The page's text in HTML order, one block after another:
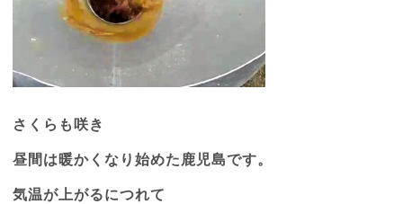
さくらも咲き
昼間は暖かくなり始めた鹿児島です。
気温が上がるにつれて